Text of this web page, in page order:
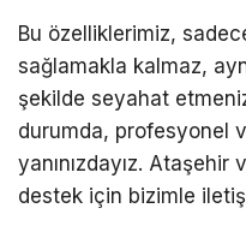
Bu özelliklerimiz,
sağlamakla kalmaz,
şekilde seyahat
durumda, profesyonel
yanınızdayız.
destek için bizimle